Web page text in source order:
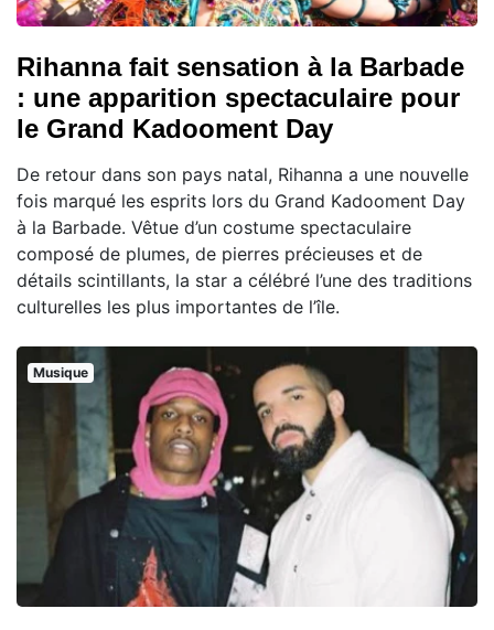
Rihanna fait sensation à la Barbade
: une apparition spectaculaire pour
le Grand Kadooment Day
De retour dans son pays natal, Rihanna a une nouvelle
fois marqué les esprits lors du Grand Kadooment Day
à la Barbade. Vêtue d’un costume spectaculaire
composé de plumes, de pierres précieuses et de
détails scintillants, la star a célébré l’une des traditions
culturelles les plus importantes de l’île.
Musique